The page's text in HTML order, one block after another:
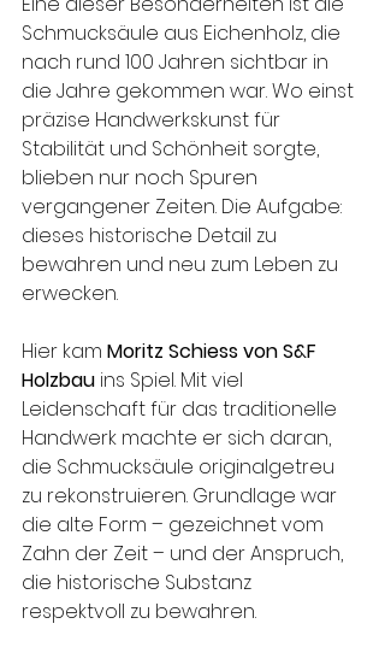
Schmucksäule aus Eichenholz, die
nach rund 100 Jahren sichtbar in
die Jahre gekommen war. Wo einst
präzise Handwerkskunst für
Stabilität und Schönheit sorgte,
blieben nur noch Spuren
vergangener Zeiten. Die Aufgabe:
dieses historische Detail zu
bewahren und neu zum Leben zu
erwecken.
Hier kam Moritz Schiess von S&F
Holzbau ins Spiel. Mit viel
Leidenschaft für das traditionelle
Handwerk machte er sich daran,
die Schmucksäule originalgetreu
zu rekonstruieren. Grundlage war
die alte Form – gezeichnet vom
Zahn der Zeit – und der Anspruch,
die historische Substanz
respektvoll zu bewahren.